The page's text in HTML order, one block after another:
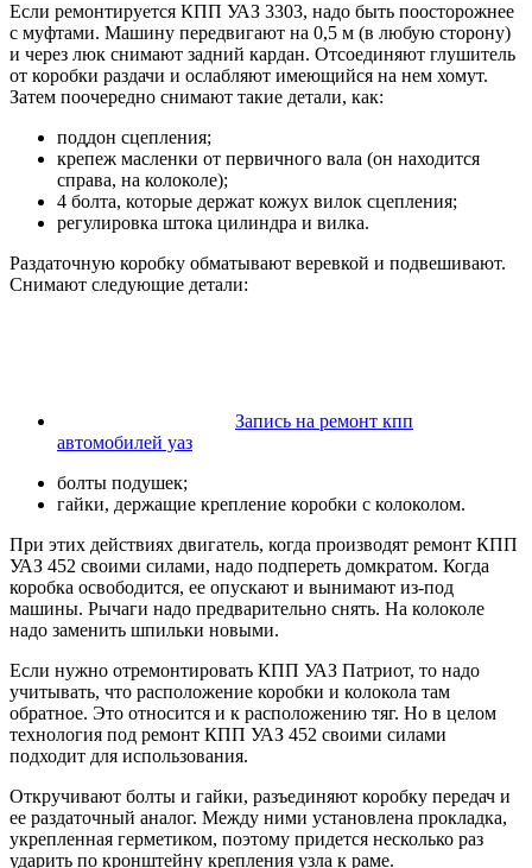
Если ремонтируется КПП УАЗ 3303, надо быть поосторожнее
с муфтами. Машину передвигают на 0,5 м (в любую сторону)
и через люк снимают задний кардан. Отсоединяют глушитель
от коробки раздачи и ослабляют имеющийся на нем хомут.
Затем поочередно снимают такие детали, как:
поддон сцепления;
крепеж масленки от первичного вала (он находится
справа, на колоколе);
4 болта, которые держат кожух вилок сцепления;
регулировка штока цилиндра и вилка.
Раздаточную коробку обматывают веревкой и подвешивают.
Снимают следующие детали:
Запись на ремонт кпп
автомобилей уаз
болты подушек;
гайки, держащие крепление коробки с колоколом.
При этих действиях двигатель, когда производят ремонт КПП
УАЗ 452 своими силами, надо подпереть домкратом. Когда
коробка освободится, ее опускают и вынимают из-под
машины. Рычаги надо предварительно снять. На колоколе
надо заменить шпильки новыми.
Если нужно отремонтировать КПП УАЗ Патриот, то надо
учитывать, что расположение коробки и колокола там
обратное. Это относится и к расположению тяг. Но в целом
технология под ремонт КПП УАЗ 452 своими силами
подходит для использования.
Откручивают болты и гайки, разъединяют коробку передач и
ее раздаточный аналог. Между ними установлена прокладка,
укрепленная герметиком, поэтому придется несколько раз
ударить по кронштейну крепления узла к раме.